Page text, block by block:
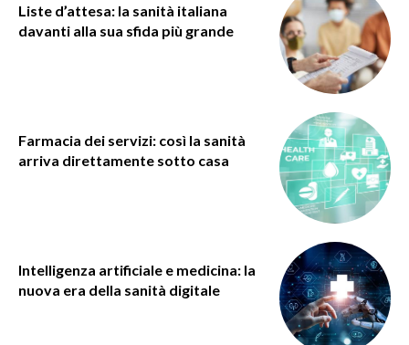
Liste d’attesa: la sanità italiana
davanti alla sua sfida più grande
Farmacia dei servizi: così la sanità
arriva direttamente sotto casa
Intelligenza artificiale e medicina: la
nuova era della sanità digitale